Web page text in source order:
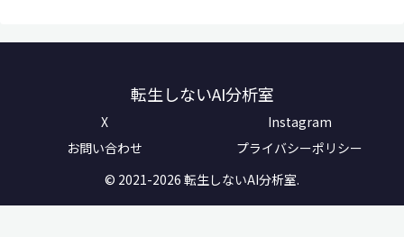
転生しないAI分析室
X
Instagram
お問い合わせ
プライバシーポリシー
© 2021-2026 転生しないAI分析室.